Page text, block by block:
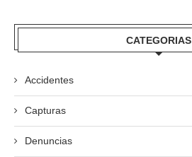
CATEGORIAS
Accidentes
Capturas
Denuncias